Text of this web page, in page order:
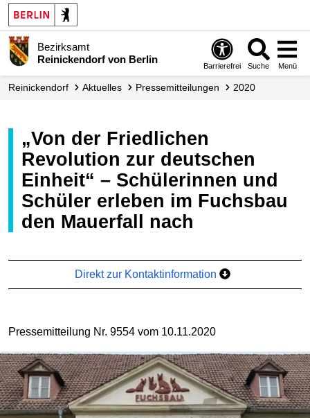
Bezirksamt
Reinickendorf von Berlin
Barrierefrei Suche Menü
Reinickendorf Aktuelles Presse­mitteilungen 2020
„Von der Friedlichen
Revolution zur deutschen
Einheit“ – Schülerinnen und
Schüler erleben im Fuchsbau
den Mauerfall nach
Direkt zur Kontaktinformation
Pressemitteilung Nr. 9554 vom 10.11.2020